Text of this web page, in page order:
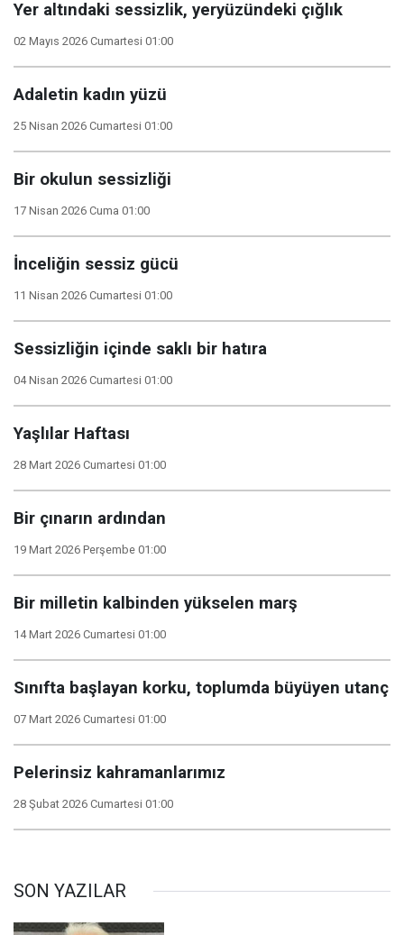
Yer altındaki sessizlik, yeryüzündeki çığlık
02 Mayıs 2026 Cumartesi 01:00
Adaletin kadın yüzü
25 Nisan 2026 Cumartesi 01:00
Bir okulun sessizliği
17 Nisan 2026 Cuma 01:00
İnceliğin sessiz gücü
11 Nisan 2026 Cumartesi 01:00
Sessizliğin içinde saklı bir hatıra
04 Nisan 2026 Cumartesi 01:00
Yaşlılar Haftası
28 Mart 2026 Cumartesi 01:00
Bir çınarın ardından
19 Mart 2026 Perşembe 01:00
Bir milletin kalbinden yükselen marş
14 Mart 2026 Cumartesi 01:00
Sınıfta başlayan korku, toplumda büyüyen utanç
07 Mart 2026 Cumartesi 01:00
Pelerinsiz kahramanlarımız
28 Şubat 2026 Cumartesi 01:00
SON YAZILAR